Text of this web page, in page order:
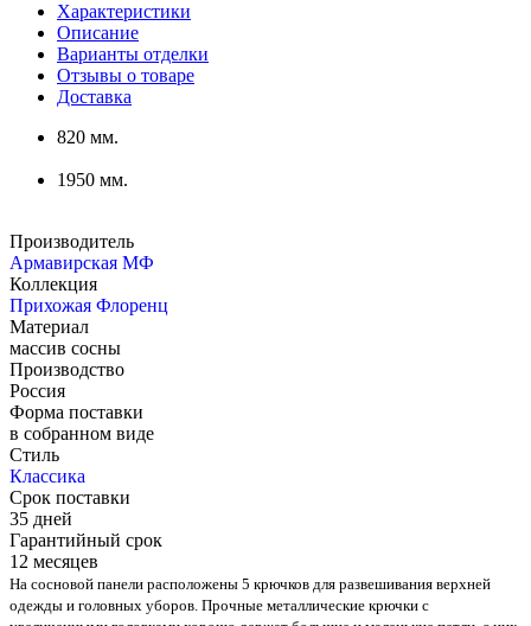
Характеристики
Описание
Варианты отделки
Отзывы о товаре
Доставка
820 мм.
1950 мм.
Производитель
Армавирская МФ
Коллекция
Прихожая Флоренц
Материал
массив сосны
Производство
Россия
Форма поставки
в собранном виде
Стиль
Классика
Срок поставки
35 дней
Гарантийный срок
12 месяцев
На сосновой панели расположены 5 крючков для развешивания верхней
одежды и головных уборов. Прочные металлические крючки с